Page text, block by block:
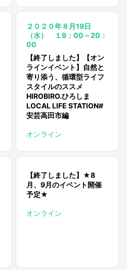
２０２０年８月19日
（水） １9：00～20：
00
【終了しました】【オン
ラインイベント】自然と
寄り添う、循環型ライフ
スタイルのススメ
HIROBIRO.ひろしま
LOCAL LIFE STATION#
安芸高田市編
オンライン
【終了しました】★8
月、9月のイベント開催
予定★
オンライン